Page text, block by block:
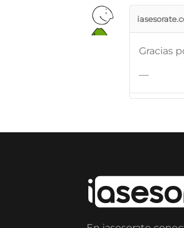
Gracias
—